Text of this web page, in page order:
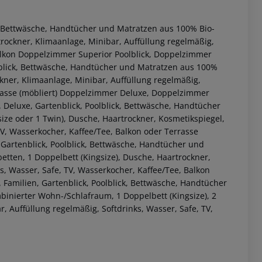
Handtücher und Matratzen aus 100% Bio-
Klimaanlage, Minibar, Auffüllung regelmäßig,
Doppelzimmer Superior Poolblick, Doppelzimmer
Bettwäsche, Handtücher und Matratzen aus 100%
Klimaanlage, Minibar, Auffüllung regelmäßig,
(möbliert) Doppelzimmer Deluxe, Doppelzimmer
Deluxe, Gartenblick, Poolblick, Bettwäsche, Handtücher
oder 1 Twin), Dusche, Haartrockner, Kosmetikspiegel,
Wasserkocher, Kaffee/Tee, Balkon oder Terrasse
Poolblick, Bettwäsche, Handtücher und
1 Doppelbett (Kingsize), Dusche, Haartrockner,
Safe, TV, Wasserkocher, Kaffee/Tee, Balkon
Familien, Gartenblick, Poolblick, Bettwäsche, Handtücher
Wohn-/Schlafraum, 1 Doppelbett (Kingsize), 2
Auffüllung regelmäßig, Softdrinks, Wasser, Safe, TV,